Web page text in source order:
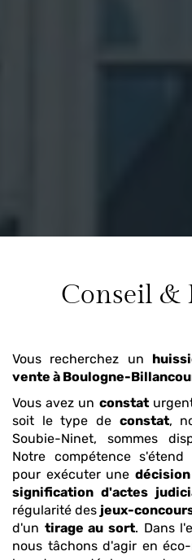
Conseil &
Vous recherchez un
vente à Boulogne-
Vous avez un constat
soit le type de constat,
Soubie-Ninet, sommes
Notre compétence
pour exécuter une
signification d'actes
régularité des jeux-
d'un tirage au sort. Dans
nous tâchons d'agir en